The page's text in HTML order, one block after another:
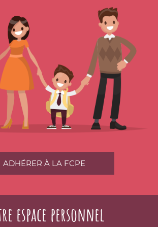
ADHÉRER À LA FCPE
espace personnel